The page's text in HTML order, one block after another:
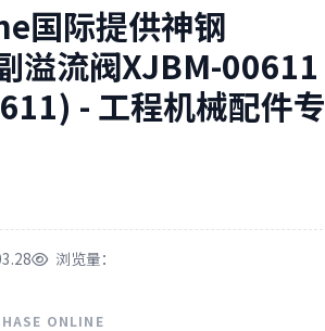
奔驰 加藤
利勃海尔
国际提供神钢
溢流阀XJBM-00611
- 工程机械配件专
浏览量：
ONLINE